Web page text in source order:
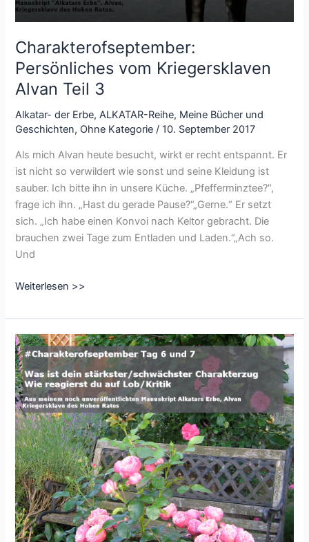
Charakterofseptember:
Persönliches vom Kriegersklaven
Alvan Teil 3
Alkatar- der Erbe,ALKATAR-Reihe, Meine Bücher und
Geschichten, Ohne Kategorie /10. September 2017
Als mich Alvan heute besucht, wirkt er recht entspannt. Er
ist nicht so verwildert wie sonst und seine Kleidung ist
sauber. Ich bitte ihn in unsere Küche. „Pfefferminztee?“,
frage ich ihn. „Hast du gerade Pause?“„Gerne.“ Er setzt
sich. „Ich habe einen Konvoi nach Keltor gebracht. Die
brauchen zwei Tage zum Entladen und Laden.“„Ach so.
Und
Charakterofseptember:
vom
Kriegersklaven
Alvan
Teil
3
Weiterlesen >>